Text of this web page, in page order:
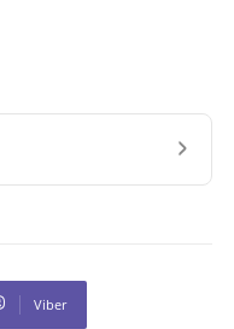
›
Viber